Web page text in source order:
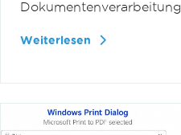
Dokumentenverarbeitung
Weiterlesen